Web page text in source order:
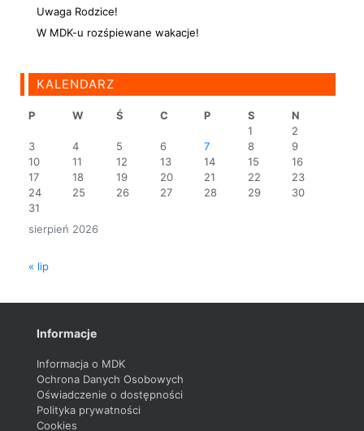
Uwaga Rodzice!
W MDK-u rozśpiewane wakacje!
KALENDARZ
sierpień 2026
P W Ś C P S
N
1
2
3
4 5 6 7 8
9
10
11 12 13 14 15
16
17
18 19 20 21 22
23
24
25 26 27 28 29
30
31
« lip
Informacje
Informacja o MDK
Ochrona Danych Osobowych
Oświadczenie o dostępności
Polityka prywatności
Cookies